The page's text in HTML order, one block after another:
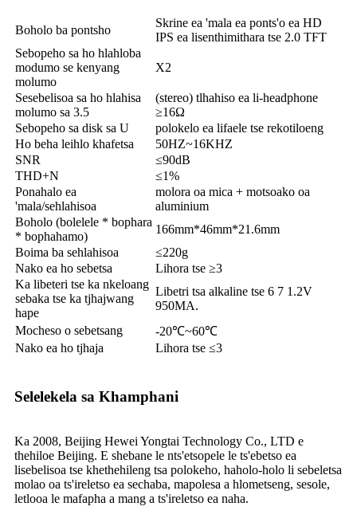
Boholo ba pontsho
Skrine ea 'mala ea ponts'o ea HD
IPS ea lisenthimithara tse 2.0 TFT
Sebopeho sa ho hlahloba
modumo se kenyang
molumo
X2
Sesebelisoa sa ho hlahisa
molumo sa 3.5
(stereo) tlhahiso ea li-headphone
≥16Ω
Sebopeho sa disk sa U
polokelo ea lifaele tse rekotiloeng
Ho beha leihlo khafetsa
50HZ~16KHZ
SNR
≤90dB
THD+N
≤1%
Ponahalo ea
'mala/sehlahisoa
molora oa mica + motsoako oa
aluminium
Boholo (bolelele * bophara
* bophahamo)
166mm*46mm*21.6mm
Boima ba sehlahisoa
≤220g
Nako ea ho sebetsa
Lihora tse ≥3
Ka libeteri tse ka nkeloang
sebaka tse ka tjhajwang
hape
Libetri tsa alkaline tse 6 7 1.2V
950MA.
Mocheso o sebetsang
-20℃~60℃
Nako ea ho tjhaja
Lihora tse ≤3
Selelekela sa Khamphani
Ka 2008, Beijing Hewei Yongtai Technology Co., LTD e
thehiloe Beijing. E shebane le nts'etsopele le ts'ebetso ea
lisebelisoa tse khethehileng tsa polokeho, haholo-holo li sebeletsa
molao oa ts'ireletso ea sechaba, mapolesa a hlometseng, sesole,
letlooa le mafapha a mang a ts'ireletso ea naha.